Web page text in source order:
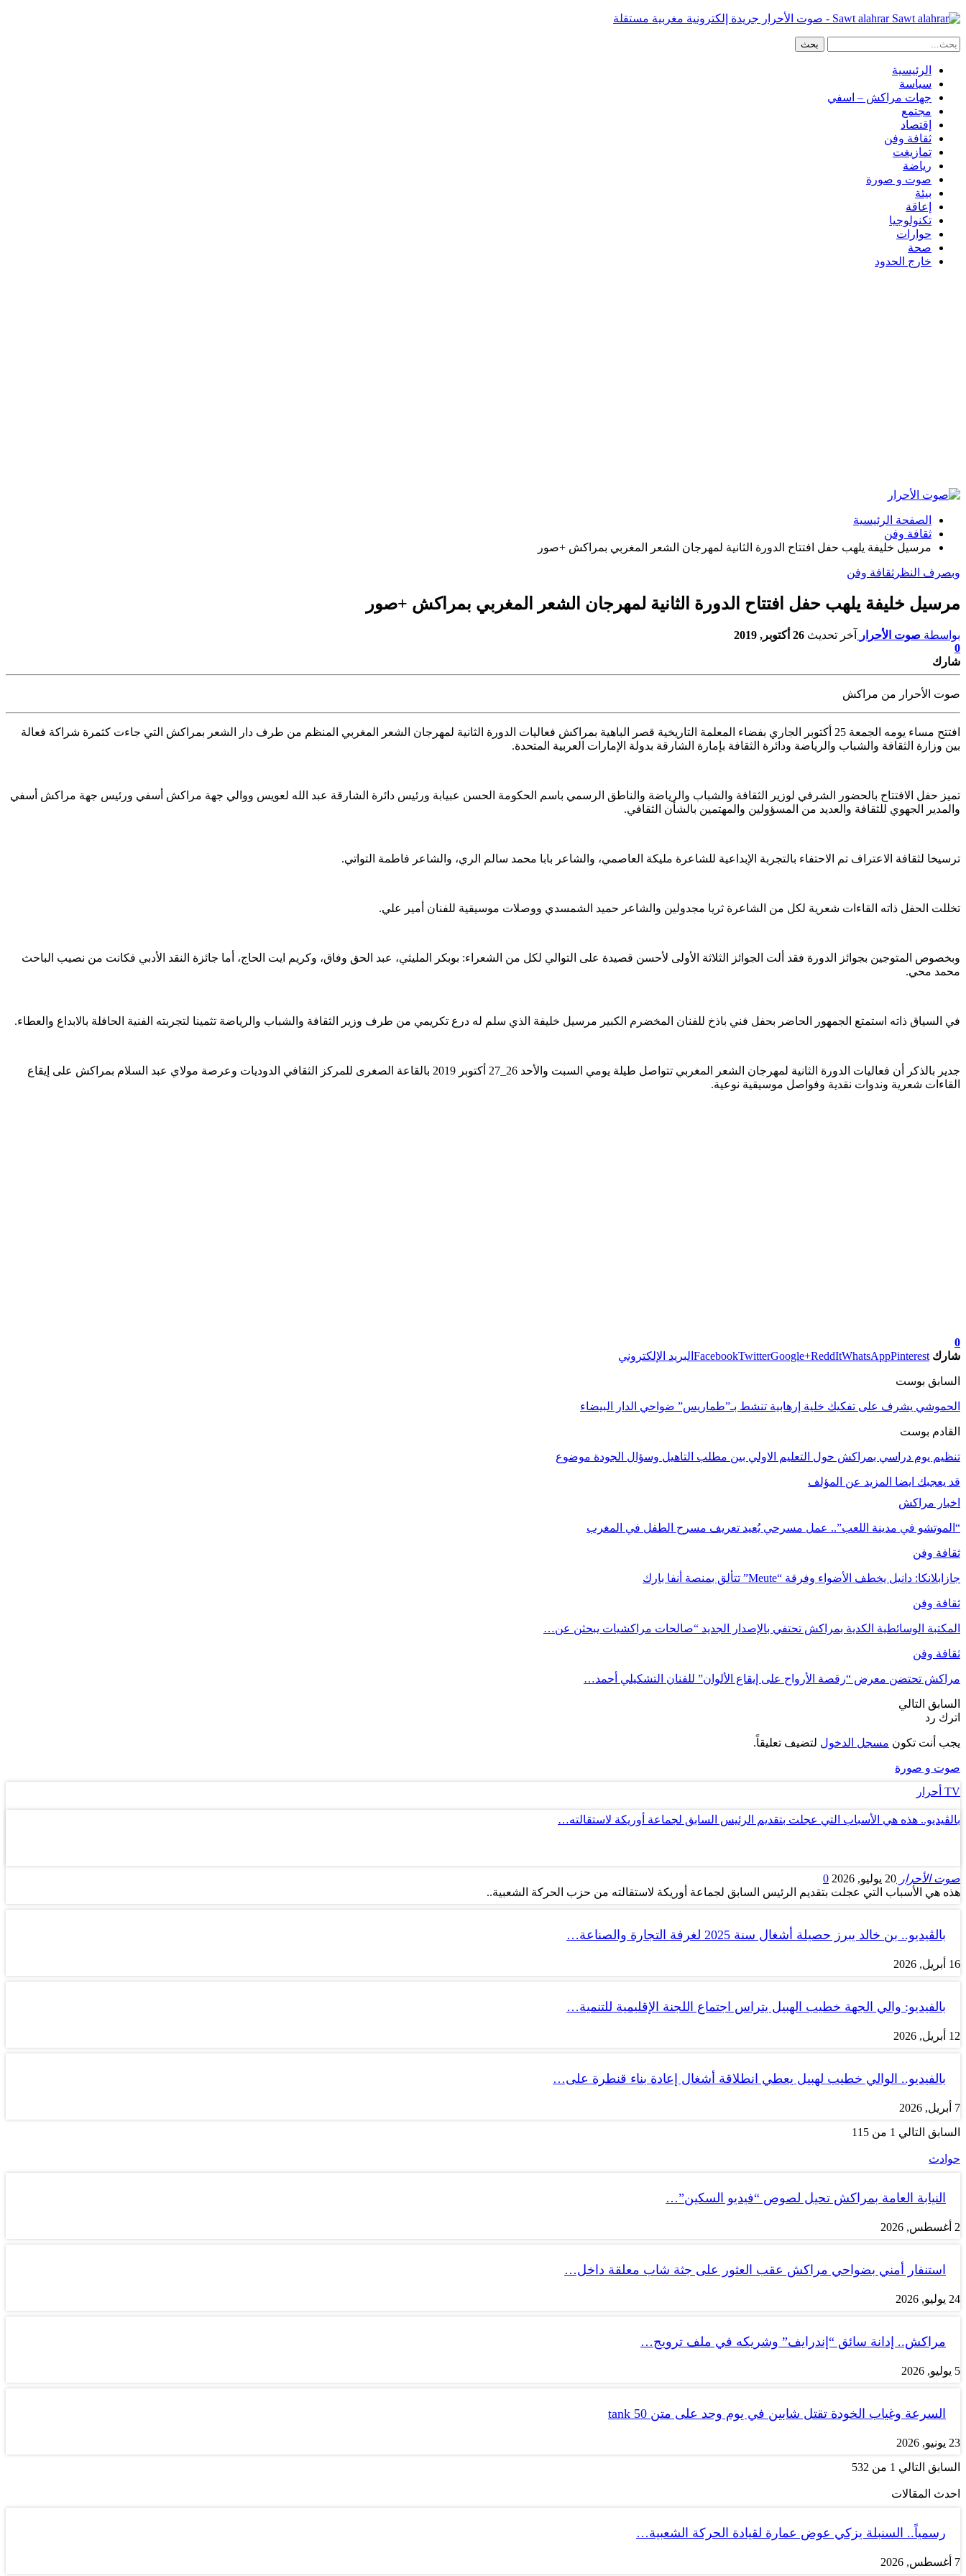
Sawt alahrar - صوت الأحرار جريدة إلكترونية مغربية مستقلة
الرئيسية
سياسة
جهات مراكش – اسفي
مجتمع
إقتصاد
ثقافة وفن
تمازيغت
رياضة
صوت و صورة
بيئة
إعاقة
تكنولوجيا
حوارات
صحة
خارج الحدود
الصفحة الرئيسية
ثقافة وفن
مرسيل خليفة يلهب حفل افتتاح الدورة الثانية لمهرجان الشعر المغربي بمراكش +صور
وبصرف النظر ثقافة وفن
مرسيل خليفة يلهب حفل افتتاح الدورة الثانية لمهرجان الشعر المغربي بمراكش +صور
بواسطة صوت الأحرار آخر تحديث 26 أكتوبر, 2019
0
شارك
صوت الأحرار من مراكش
افتتح مساء يومه الجمعة 25 أكتوبر الجاري بفضاء المعلمة التاريخية قصر
الباهية بمراكش فعاليات الدورة الثانية لمهرجان الشعر المغربي المنظم من طرف دار الشعر بمراكش التي جاءت كثمرة شراكة فعالة
بين وزارة الثقافة والشباب والرياضة ودائرة الثقافة بإمارة الشارقة بدولة الإمارات العربية المتحدة⁦.
تميز حفل الافتتاح بالحضور الشرفي لوزير الثقافة والشباب والرياضة والناطق الرسمي باسم الحكومة الحسن عبيابة ورئيس دائرة الشارقة عبد الله لعويس ووالي جهة مراكش أسفي ورئيس جهة مراكش أسفي
والمدير الجهوي للثقافة والعديد من المسؤولين والمهتمين بالشأن الثقافي.
ترسيخا لثقافة الاعتراف تم الاحتفاء بالتجربة الإبداعية للشاعرة مليكة العاصمي، والشاعر بابا محمد سالم الري، والشاعر فاطمة التواتي.
تخللت الحفل ذاته القاءات شعرية لكل من الشاعرة ثريا مجدولين والشاعر حميد الشمسدي ووصلات موسيقية للفنان أمير علي.
وبخصوص المتوجين بجوائز الدورة فقد ألت الجوائز الثلاثة الأولى لأحسن قصيدة على التوالي لكل من الشعراء: بوبكر المليثي، عبد الحق وفاق، وكريم ايت الحاج، أما جائزة النقد الأدبي فكانت من نصيب الباحث
محمد محي.
في السياق ذاته استمتع الجمهور الحاضر بحفل فني باذخ للفنان المخضرم الكبير مرسيل خليفة الذي سلم له درع تكريمي من طرف وزير الثقافة والشباب والرياضة تثمينا لتجربته الفنية الحافلة بالابداع والعطاء.
جدير بالذكر أن فعاليات الدورة الثانية لمهرجان الشعر المغربي تتواصل طيلة يومي السبت والأحد 26_27 أكتوبر 2019 بالقاعة الصغرى للمركز الثقافي الدوديات وعرصة مولاي عبد السلام بمراكش على إيقاع
القاءات شعرية وندوات نقدية وفواصل موسيقية نوعية.
0
شارك
FacebookTwitterGoogle+ReddItWhatsAppPinterest البريد الإلكتروني
السابق بوست
الحموشي يشرف على تفكيك خلية إرهابية تنشط بـ”طماريس” ضواحي الدار البيضاء
القادم بوست
تنظيم يوم دراسي بمراكش حول التعليم الاولي بين مطلب التاهيل وسؤال الجودة موضوع
قد يعجبك ايضا المزيد عن المؤلف
اخبار مراكش
“الموتشو في مدينة اللعب”.. عمل مسرحي يُعيد تعريف مسرح الطفل في المغرب
ثقافة وفن
جازابلانكا: دانيل يخطف الأضواء وفرقة “Meute” تتألق بمنصة أنفا بارك
ثقافة وفن
المكتبة الوسائطية الكدية بمراكش تحتفي بالإصدار الجديد “صالحات مراكشيات يبحثن عن…
ثقافة وفن
مراكش تحتضن معرض “رقصة الأرواح على إيقاع الألوان” للفنان التشكيلي أحمد…
السابق التالي
اترك رد
يجب أنت تكون مسجل الدخول لتضيف تعليقاً.
صوت و صورة
TV أحرار
بالڤيديو.. هذه هي الأسباب التي عجلت بتقديم الرئيس السابق لجماعة أوريكة لاستقالته…
صوت الأحرار 20 يوليو, 2026
0
هذه هي الأسباب التي عجلت بتقديم الرئيس السابق لجماعة أوريكة لاستقالته من حزب الحركة الشعبية..
بالڤيديو.. بن خالد يبرز حصيلة أشغال سنة 2025 لغرفة التجارة والصناعة…
16 أبريل, 2026
بالفيديو: والي الجهة خطيب الهبيل يتراس اجتماع اللجنة الإقليمية للتنمية…
12 أبريل, 2026
بالفيديو.. الوالي خطيب لهبيل يعطي انطلاقة أشغال إعادة بناء قنطرة على…
7 أبريل, 2026
السابق التالي 1 من 115
حوادث
النيابة العامة بمراكش تحيل لصوص “فيديو السكين”…
2 أغسطس, 2026
استنفار أمني بضواحي مراكش عقب العثور على جثة شاب معلقة داخل…
24 يوليو, 2026
مراكش.. إدانة سائق “إندرايف” وشريكه في ملف ترويج…
5 يوليو, 2026
السرعة وغياب الخودة تقتل شابين في يوم وحد على متن tank 50
23 يونيو, 2026
السابق التالي 1 من 532
احدث المقالات
رسمياً.. السنبلة يزكي عوض عمارة لقيادة الحركة الشعبية…
7 أغسطس, 2026